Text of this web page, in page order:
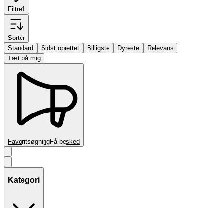
Filtre1
Sortér
Standard
Sidst oprettet Billigste Dyreste
Relevans
Tæt på mig
FavoritsøgningFå besked
Kategori